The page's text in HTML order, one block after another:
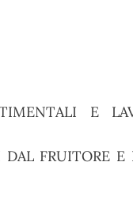
E
DAL FRUITORE